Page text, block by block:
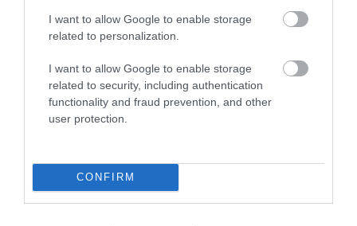
I want to allow Google to enable storage
related to personalization.
I want to allow Google to enable storage
related to security, including authentication
functionality and fraud prevention, and other
user protection.
CONFIRM
Ebben a megyében keresnek a legtöbbet a
Markáns visszaesést szenvedett el a hazai agrárium a beruházások
terén, a foglalkoztatottak száma is csökkent, a búzatermés viszont
jó lett tavaly, és a bérek is növekedtek minden megyében.